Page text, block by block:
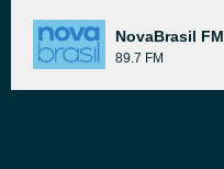
NovaBrasil FM
89.7 FM